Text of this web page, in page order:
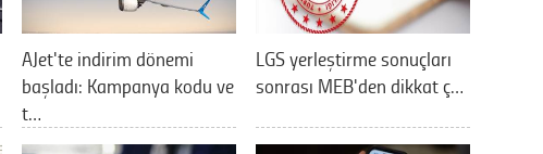
AJet'te indirim dönemi
başladı: Kampanya kodu ve
t…
LGS yerleştirme sonuçları
sonrası MEB'den dikkat ç…